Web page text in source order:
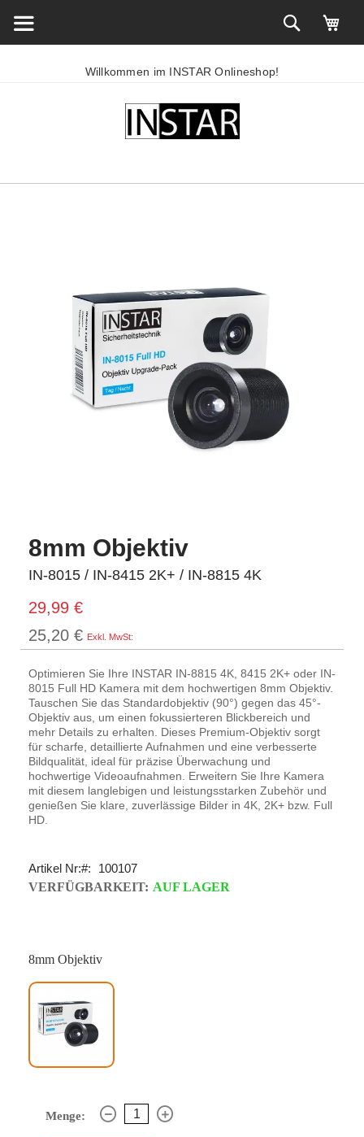
Willkommen im INSTAR Onlineshop!
8mm Objektiv
IN-8015 / IN-8415 2K+ / IN-8815 4K
29,99 €
25,20 €
Optimieren Sie Ihre INSTAR IN-8815 4K, 8415 2K+ oder IN-
8015 Full HD Kamera mit dem hochwertigen 8mm Objektiv.
Tauschen Sie das Standardobjektiv (90°) gegen das 45°-
Objektiv aus, um einen fokussierteren Blickbereich und
mehr Details zu erhalten. Dieses Premium-Objektiv sorgt
für scharfe, detaillierte Aufnahmen und eine verbesserte
Bildqualität, ideal für präzise Überwachung und
hochwertige Videoaufnahmen. Erweitern Sie Ihre Kamera
mit diesem langlebigen und leistungsstarken Zubehör und
genießen Sie klare, zuverlässige Bilder in 4K, 2K+ bzw. Full
HD.
Artikel Nr:
100107
VERFÜGBARKEIT: AUF LAGER
8mm Objektiv
Menge: